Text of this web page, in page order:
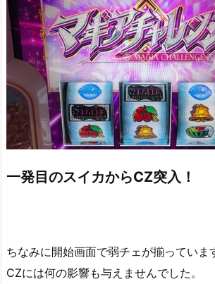
一発目のスイカからCZ突入！
ちなみに開始画面で弱チェが揃っていま
CZには何の影響も与えませんでした。